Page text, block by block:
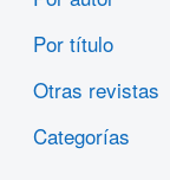
Por título
Otras revistas
Categorías